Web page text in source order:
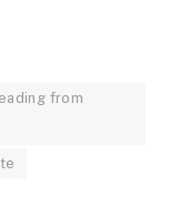
from